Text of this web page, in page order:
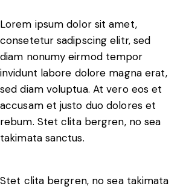
Lorem ipsum dolor sit amet,
consetetur sadipscing elitr, sed
diam nonumy eirmod tempor
invidunt labore dolore magna erat,
sed diam voluptua. At vero eos et
accusam et justo duo dolores et
rebum. Stet clita bergren, no sea
takimata sanctus.
Stet clita bergren, no sea takimata